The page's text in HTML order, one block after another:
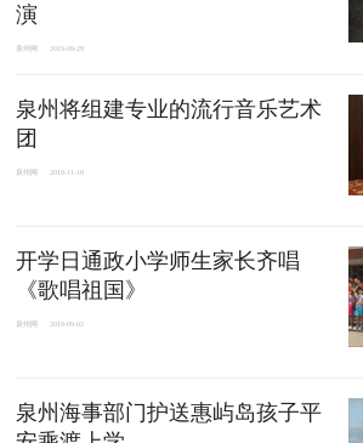
演
泉州网 2019-09-29
泉州将组建专业的流行音乐艺术
团
泉州网 2019-11-10
开学日通政小学师生家长齐唱
《歌唱祖国》
泉州网 2019-09-02
泉州海事部门护送惠屿岛孩子平